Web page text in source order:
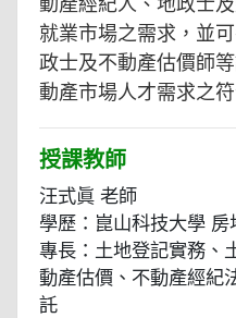
就業市場之需求，並
政士及不動產估價師
動產市場人才需求之
授課教師
汪式眞 老師
學歷：崑山科技大學
專長：土地登記實務、
動產估價、不動產經紀
託